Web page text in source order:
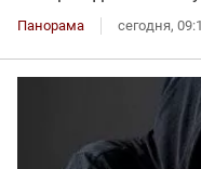
Панорама сегодня,